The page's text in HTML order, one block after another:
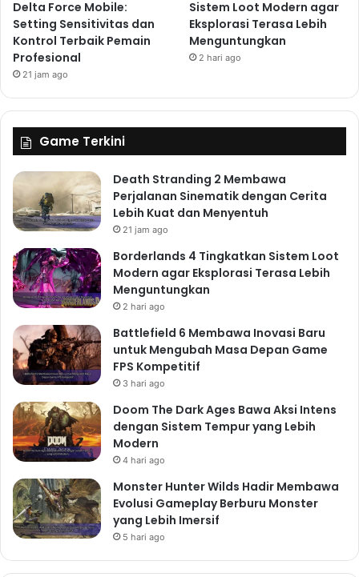
Delta Force Mobile:
Setting Sensitivitas dan
Kontrol Terbaik Pemain
Profesional
21 jam ago
Sistem Loot Modern agar
Eksplorasi Terasa Lebih
Menguntungkan
2 hari ago
Game Terkini
Death Stranding 2 Membawa
Perjalanan Sinematik dengan Cerita
Lebih Kuat dan Menyentuh
21 jam ago
Borderlands 4 Tingkatkan Sistem Loot
Modern agar Eksplorasi Terasa Lebih
Menguntungkan
2 hari ago
Battlefield 6 Membawa Inovasi Baru
untuk Mengubah Masa Depan Game
FPS Kompetitif
3 hari ago
Doom The Dark Ages Bawa Aksi Intens
dengan Sistem Tempur yang Lebih
Modern
4 hari ago
Monster Hunter Wilds Hadir Membawa
Evolusi Gameplay Berburu Monster
yang Lebih Imersif
5 hari ago